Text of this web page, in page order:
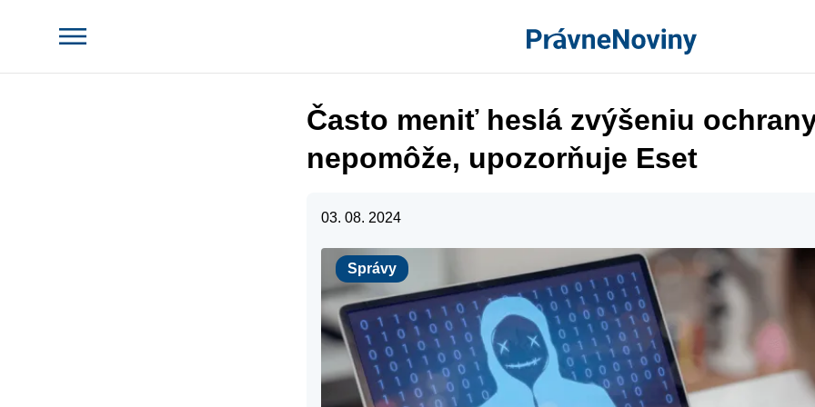
Často meniť heslá zvýšeniu
nepomôže, upozorňuje Eset
03. 08. 2024
Správy
Správy